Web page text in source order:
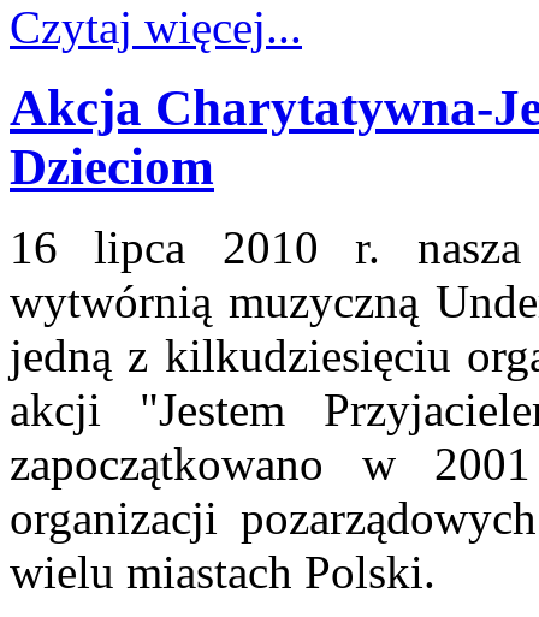
Czytaj więcej...
Akcja Charytatywna-
Dzieciom
16 lipca 2010 r. nasza
wytwórnią muzyczną
jedną z kilkudziesięciu
akcji "Jestem
zapoczątkowano w
organizacji
wielu miastach Polski.